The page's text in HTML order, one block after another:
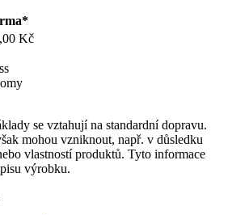
Kč
se vztahují na standardní dopravu.
mohou vzniknout, např. v důsledku
vlastností produktů. Tyto informace
výrobku.